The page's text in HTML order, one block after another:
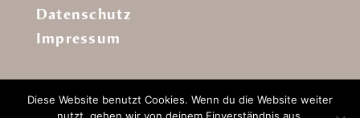
Datenschutz
Impressum
Diese Website benutzt Cookies. Wenn du die Website weiter